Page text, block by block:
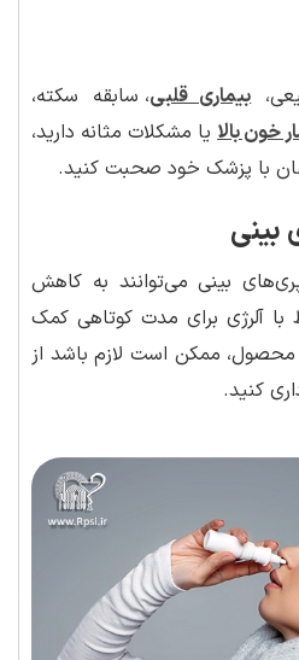
بیماری قلبی، سابقه سکته،
خون بالا یا مشکلات مثانه دارید،
با پزشک خود صحبت کنید.
بینی
بینی می‌توانند به کاهش
آلرژی برای مدت کوتاهی کمک
محصول، ممکن است لازم باشد از
کنید.